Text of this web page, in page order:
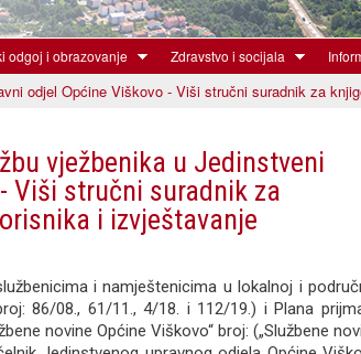
odgoj i obrazovanje Zdravstvo i socijala
odjel Općine Viškovo - Viši stručni suradnik za
vježbenika u Jedinstveni
Viši stručni suradnik za
i izvještavanje
i namještenicima u lokalnoj i
86/08., 61/11., 4/18. i 112/19.) i Plana
novine Općine Viškovo“ broj: („Službene